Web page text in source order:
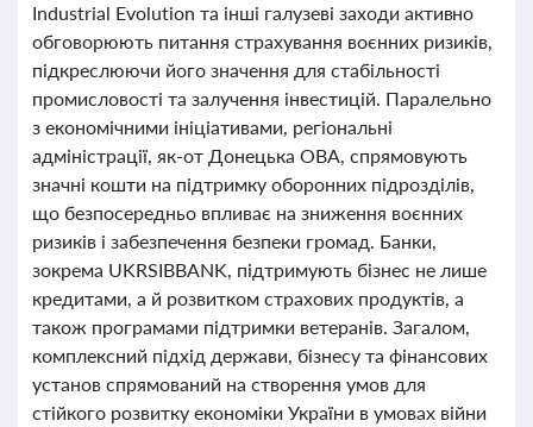
Industrial Evolution та інші галузеві заходи активно
обговорюють питання страхування воєнних ризиків,
підкреслюючи його значення для стабільності
промисловості та залучення інвестицій. Паралельно
з економічними ініціативами, регіональні
адміністрації, як-от Донецька ОВА, спрямовують
значні кошти на підтримку оборонних підрозділів,
що безпосередньо впливає на зниження воєнних
ризиків і забезпечення безпеки громад. Банки,
зокрема UKRSIBBANK, підтримують бізнес не лише
кредитами, а й розвитком страхових продуктів, а
також програмами підтримки ветеранів. Загалом,
комплексний підхід держави, бізнесу та фінансових
установ спрямований на створення умов для
стійкого розвитку економіки України в умовах війни